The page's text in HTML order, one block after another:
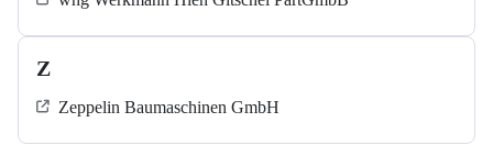
Z
Zeppelin Baumaschinen GmbH